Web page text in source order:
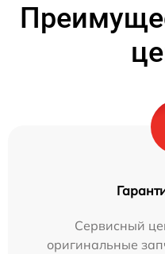
Сервисный
оригинальные